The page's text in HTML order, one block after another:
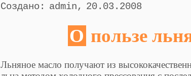
admin 20.03.2008
О пользе
Льняное масло получают из